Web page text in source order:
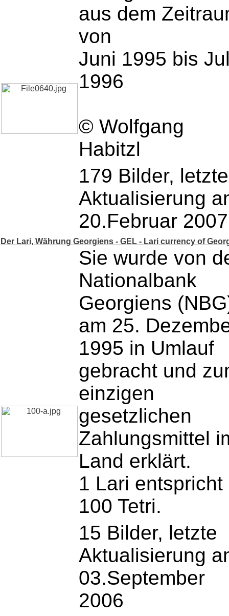
aus dem
von
Juni 1995 bis
1996
© Wolfgang
Habitzl
179 Bilder, letzte
Aktualisierung
20.Februar 2007
Der Lari, Währung Georgiens - GEL - Lari currency of
Sie wurde von
Nationalbank
Georgiens
am 25.
1995 in Umlauf
gebracht und
einzigen
gesetzlichen
Zahlungsmittel
Land erklärt.
1 Lari entspricht
100 Tetri.
15 Bilder, letzte
Aktualisierung
03.September
2006